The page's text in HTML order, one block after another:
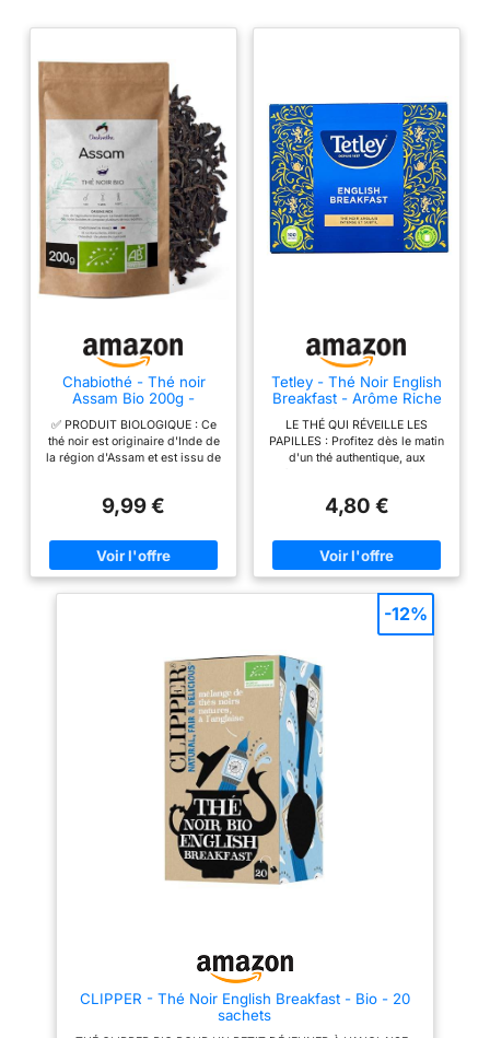
Chabiothé - Thé noir
Assam Bio 200g -
Origine Inde -
conditionné en France
✅ PRODUIT BIOLOGIQUE : Ce
thé noir est originaire d'Inde de
la région d'Assam et est issu de
: Il s'agit de la cueillette la plus
terminal et des deux feuilles
suivantes. ✅ Le thé noir
possède de nombreuses vertus
contenant 200 grammes. Le
sachet permet une conservation
optimale du thé. ✅ ATELIER EN
FRANCE : Produit sélectionné et
conditionné dans notre atelier à
Lyon - Chabiothé est une
marque française de thés et
plantes Bio. ✅ CONÇU PAR UN
PHARMACIEN : diplômé en
pharmacie et en phytothérapie,
Nicolas sélectionne et prépare
les mélanges de la marque
Chabiothé depuis 2013.
9,99 €
Tetley - Thé Noir English
Breakfast - Arôme Riche
et Corsé - Boîte de 100
sachets classiques
LE THÉ QUI RÉVEILLE LES
PAPILLES : Profitez dès le matin
d'un thé authentique, aux
est idéal au petit-déjeuner, pour
boisson chaude délicieuse et
vivifiante. Boite de 100 sachets
LA PASSION DU THÉ : Animés
nous sommes engagés à
approvisionner l'ensemble de
nos thés auprès de producteurs
certifiés Rainforest Alliance
CONSEILS D’UTILISATION :
Nous conseillons de conserver
les sachets dans un endroit
frais et sec. Lors de votre
préparation, laissez infuser 3 à
5 minutes entre 95 et 100°C
pour faire ressortir tout l’arôme
du thé VARIEZ LES SAVEURS
POUR VARIER LES PLAISIRS :
Tetley vous propose différents
mélanges de thés pour vous
offrir autant de moments
reposants et conviviaux. Thé
noir ou vert, classique ou Earl
sommes fiers d’être un membre
Partnership et nous nous
pratiques plus durables sur le
4,80 €
CLIPPER - Thé Noir English Breakfast - Bio - 20
sachets
-12%